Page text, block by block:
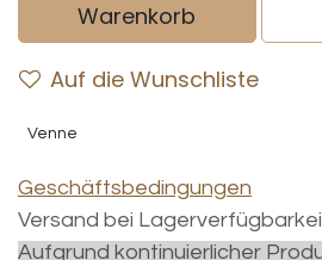
Warenkorb
Auf die Wunschliste
Venne
Geschäftsbedingungen
Versand bei
Aufgrund kontinuierlicher